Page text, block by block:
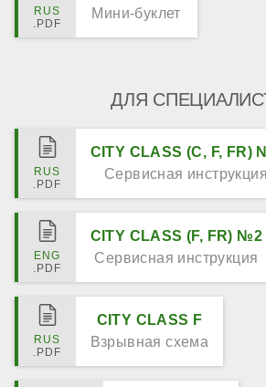
Мини-буклет
ДЛЯ
CITY CLASS (C, F, FR)
Сервисная инструкция
CITY CLASS (F, FR) №2
Сервисная инструкция
CITY CLASS F
Взрывная схема